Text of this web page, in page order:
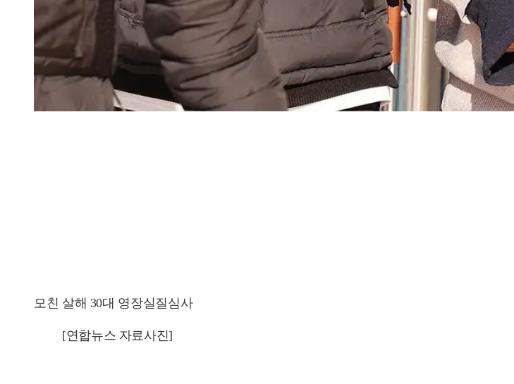
모친 살해 30대 영장실질심사
[연합뉴스 자료사진]